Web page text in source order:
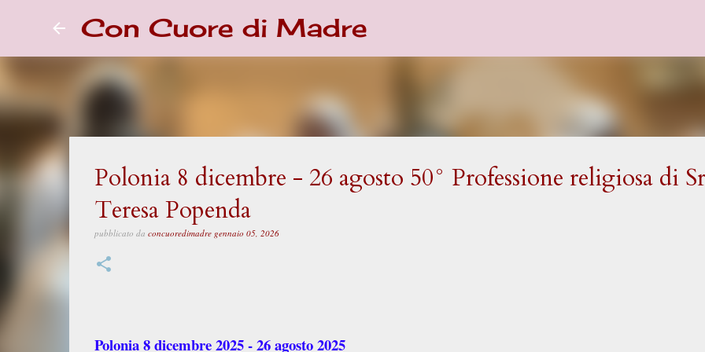
Con Cuore di Madre
Polonia 8 dicembre - 26 agosto 50° Professione religiosa di
Teresa Popenda
pubblicato da concuoredimadre gennaio 05, 2026
Polonia 8 dicembre 2025 - 26 agosto 2025